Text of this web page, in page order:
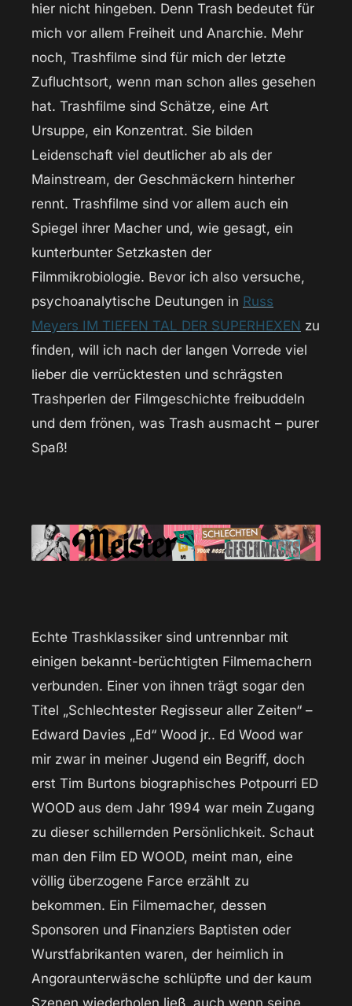
hier nicht hingeben. Denn Trash bedeutet für
mich vor allem Freiheit und Anarchie. Mehr
noch, Trashfilme sind für mich der letzte
Zufluchtsort, wenn man schon alles gesehen
hat. Trashfilme sind Schätze, eine Art
Ursuppe, ein Konzentrat. Sie bilden
Leidenschaft viel deutlicher ab als der
Mainstream, der Geschmäckern hinterher
rennt. Trashfilme sind vor allem auch ein
Spiegel ihrer Macher und, wie gesagt, ein
kunterbunter Setzkasten der
Filmmikrobiologie. Bevor ich also versuche,
psychoanalytische Deutungen in Russ
Meyers IM TIEFEN TAL DER SUPERHEXEN zu
finden, will ich nach der langen Vorrede viel
lieber die verrücktesten und schrägsten
Trashperlen der Filmgeschichte freibuddeln
und dem frönen, was Trash ausmacht – purer
Spaß!
Echte Trashklassiker sind untrennbar mit
einigen bekannt-berüchtigten Filmemachern
verbunden. Einer von ihnen trägt sogar den
Titel „Schlechtester Regisseur aller Zeiten“ –
Edward Davies „Ed“ Wood jr.. Ed Wood war
mir zwar in meiner Jugend ein Begriff, doch
erst Tim Burtons biographisches Potpourri ED
WOOD aus dem Jahr 1994 war mein Zugang
zu dieser schillernden Persönlichkeit. Schaut
man den Film ED WOOD, meint man, eine
völlig überzogene Farce erzählt zu
bekommen. Ein Filmemacher, dessen
Sponsoren und Finanziers Baptisten oder
Wurstfabrikanten waren, der heimlich in
Angoraunterwäsche schlüpfte und der kaum
Szenen wiederholen ließ, auch wenn seine